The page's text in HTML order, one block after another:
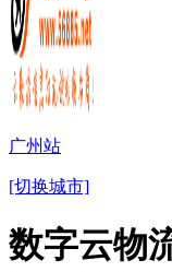
广州站
[切换城市]
数字云物